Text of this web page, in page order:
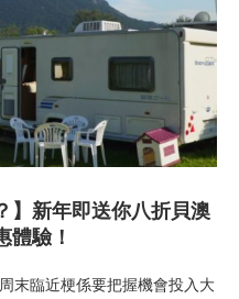
】新年即送你八折貝澳
體驗！
末臨近梗係要把握機會投入大